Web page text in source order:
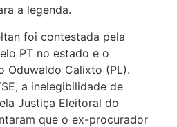
a legenda.
foi contestada pela
PT no estado e o
Oduwaldo Calixto (PL).
a inelegibilidade de
Justiça Eleitoral do
que o ex-procurador